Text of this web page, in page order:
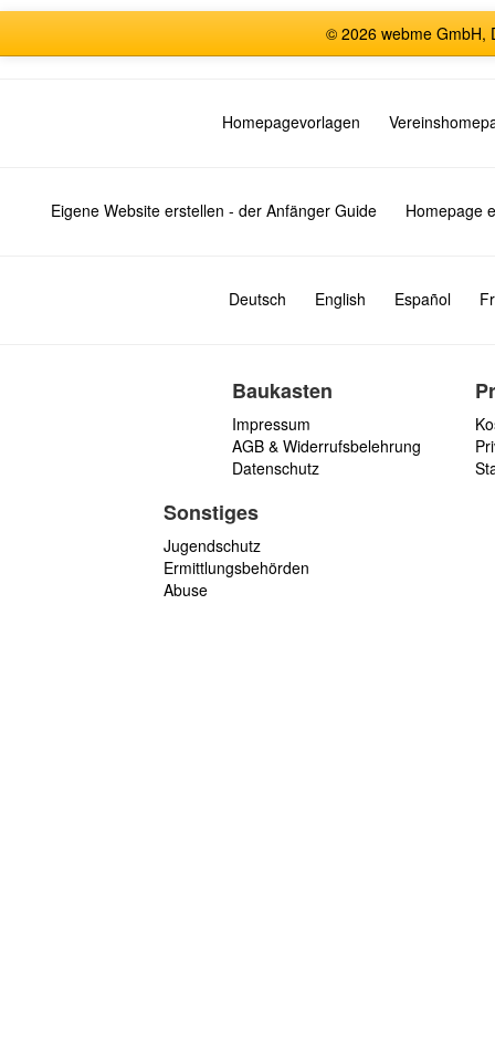
© 2026 webme GmbH,
Homepagevorlagen
Eigene Website erstellen - der Anfänger Guide Homepage
Deutsch English Español
Baukasten
Impressum
AGB & Widerrufsbelehrung
Datenschutz
Sonstiges
Jugendschutz
Ermittlungsbehörden
Abuse